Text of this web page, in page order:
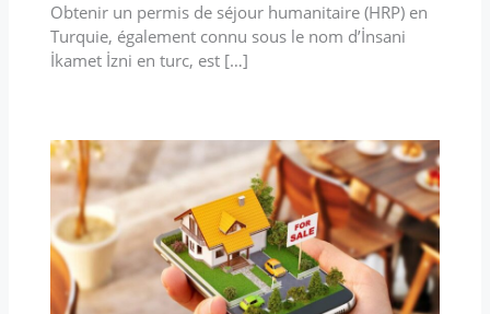
Obtenir un permis de séjour humanitaire (HRP) en
Turquie, également connu sous le nom d’İnsani
İkamet İzni en turc, est […]